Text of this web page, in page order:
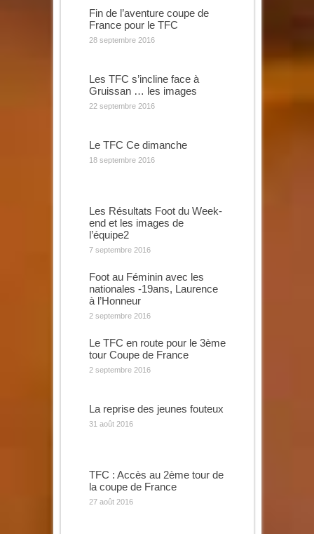
Fin de l’aventure coupe de
France pour le TFC
28 septembre 2016
Les TFC s’incline face à
Gruissan … les images
22 septembre 2016
Le TFC Ce dimanche
18 septembre 2016
Les Résultats Foot du Week-
end et les images de
l’équipe2
7 septembre 2016
Foot au Féminin avec les
nationales -19ans, Laurence
à l’Honneur
2 septembre 2016
Le TFC en route pour le 3ème
tour Coupe de France
2 septembre 2016
La reprise des jeunes fouteux
31 août 2016
TFC : Accès au 2ème tour de
la coupe de France
27 août 2016